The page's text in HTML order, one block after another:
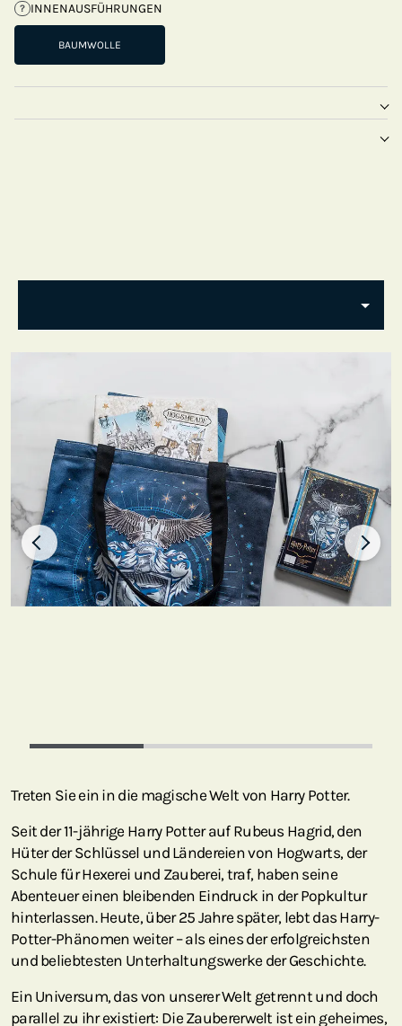
? INNENAUSFÜHRUNGEN
BAUMWOLLE
Treten Sie ein in die magische Welt von Harry Potter.
Seit der 11-jährige Harry Potter auf Rubeus Hagrid, den
Hüter der Schlüssel und Ländereien von Hogwarts, der
Schule für Hexerei und Zauberei, traf, haben seine
Abenteuer einen bleibenden Eindruck in der Popkultur
hinterlassen. Heute, über 25 Jahre später, lebt das Harry-
Potter-Phänomen weiter – als eines der erfolgreichsten
und beliebtesten Unterhaltungswerke der Geschichte.
Ein Universum, das von unserer Welt getrennt und doch
parallel zu ihr existiert: Die Zaubererwelt ist ein geheimes,